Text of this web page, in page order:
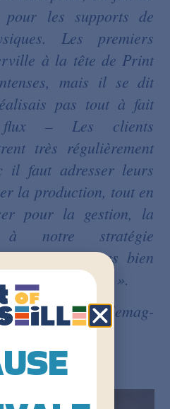
les supports de
Les premiers
à la tête de Print
mais il se dit
pas tout à fait
flux – Les clients
très régulièrement
il faut adresser leurs
la production, tout en
pour la gestion, la
à notre stratégie
nous sommes bien
ça là l’essentiel ! ».
: https://www.lemag-